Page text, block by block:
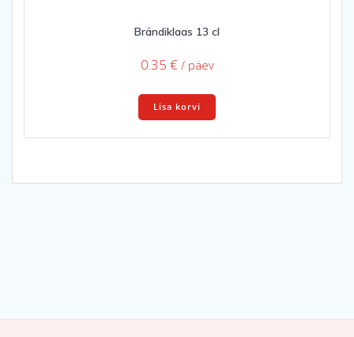
Brändiklaas 13 cl
0.35 € / päev
Lisa korvi